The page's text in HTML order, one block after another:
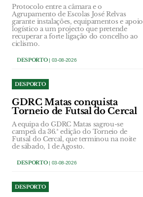
Protocolo entre a câmara e o
Agrupamento de Escolas José Relvas
garante instalações, equipamentos e apoio
logístico a um projecto que pretende
recuperar a forte ligação do concelho ao
ciclismo.
DESPORTO| 03-08-2026
DESPORTO
GDRC Matas conquista
Torneio de Futsal do Cercal
A equipa do GDRC Matas sagrou-se
campeã da 36.ª edição do Torneio de
Futsal do Cercal, que terminou na noite
de sábado, 1 de Agosto.
DESPORTO| 03-08-2026
DESPORTO